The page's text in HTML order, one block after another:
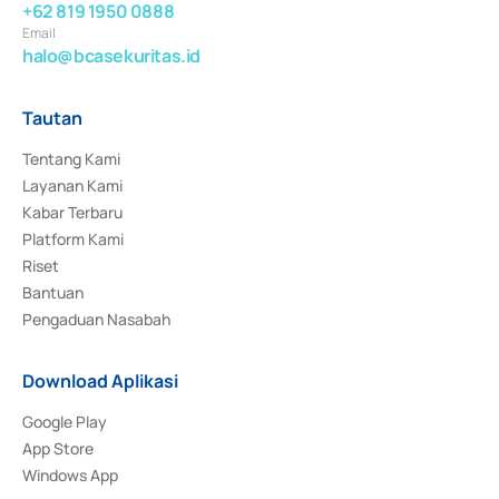
+62 819 1950 0888
Email
halo@bcasekuritas.id
Tautan
Tentang Kami
Layanan Kami
Kabar Terbaru
Platform Kami
Riset
Bantuan
Pengaduan Nasabah
Download Aplikasi
Google Play
App Store
Windows App